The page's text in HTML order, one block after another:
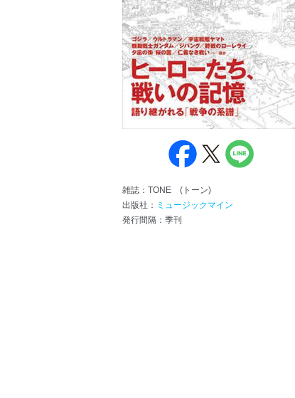
雑誌：TONE (トーン)
出版社： ミュージックマイン
発行間隔：季刊